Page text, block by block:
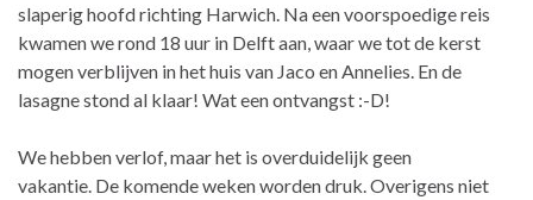
slaperig hoofd richting Harwich. Na een voorspoedige reis
kwamen we rond 18 uur in Delft aan, waar we tot de kerst
mogen verblijven in het huis van Jaco en Annelies. En de
lasagne stond al klaar! Wat een ontvangst :-D!
We hebben verlof, maar het is overduidelijk geen
vakantie. De komende weken worden druk. Overigens niet